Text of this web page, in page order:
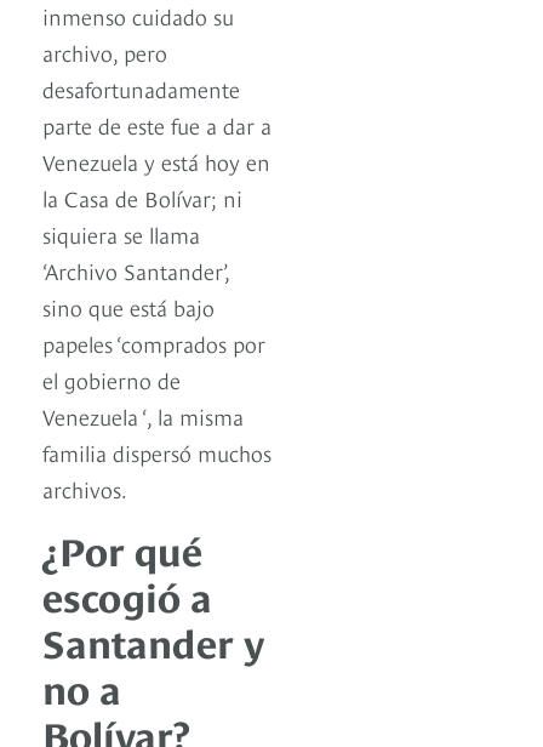
inmenso cuidado su
archivo, pero
desafortunadamente
parte de este fue a dar a
Venezuela y está hoy en
la Casa de Bolívar; ni
siquiera se llama
‘Archivo Santander’,
sino que está bajo
papeles ‘comprados por
el gobierno de
Venezuela ‘, la misma
familia dispersó muchos
archivos.
¿Por qué
escogió a
Santander y
no a
Bolívar?